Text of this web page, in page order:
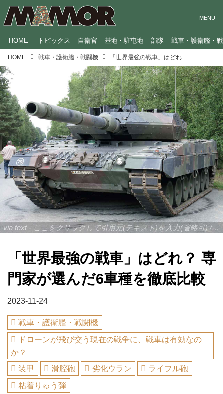
HOME トピックス 自衛官 基地・駐屯地 部隊 戦車・護衛艦・
HOME 戦車・護衛艦・戦闘機
via text - ここをクリックして引用元(テキスト)を入力(省略可) / site.to.link.com - ここをクリックして引用元を入力(省略可)
「世界最強の戦車」はどれ？ 専
門家が選んだ6車種を徹底比較
2023-11-24
戦車・護衛艦・戦闘機
ドローンが飛び交う現在の戦争に、戦車は有効なの
か？
装甲
滑腔砲 劣化ウラン
ライフル砲
粘着りゅう弾